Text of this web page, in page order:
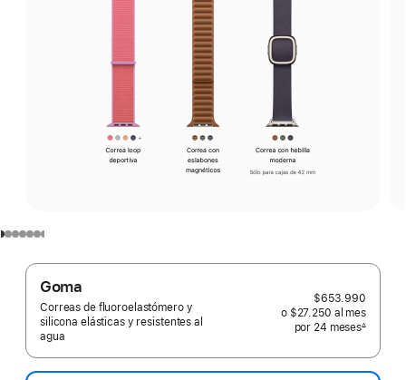
Goma
Correas de fluoroelastómero y
silicona elásticas y resistentes al
agua
$653.990
o $27.250 al mes
por 24 mesesmeses
Nota a pie de página
∆